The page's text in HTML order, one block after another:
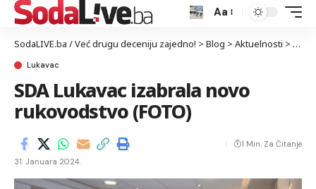
Aa
SodaLIVE.ba / Već drugu deceniju zajedno! > Blog > Aktuelnosti >
Lukavac
SDA Lukavac izabrala novo
rukovodstvo (FOTO)
31. Januara 2024.
1 Min. Za Čitanje